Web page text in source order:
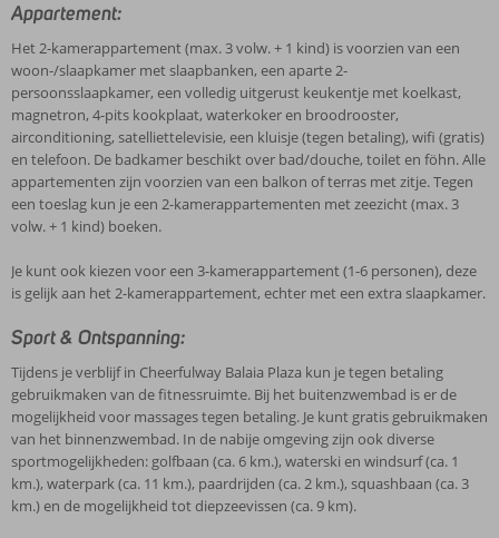
Appartement:
Het 2-kamerappartement (max. 3 volw. + 1 kind) is voorzien van een
woon-/slaapkamer met slaapbanken, een aparte 2-
persoonsslaapkamer, een volledig uitgerust keukentje met koelkast,
magnetron, 4-pits kookplaat, waterkoker en broodrooster,
airconditioning, satelliettelevisie, een kluisje (tegen betaling), wifi (gratis)
en telefoon. De badkamer beschikt over bad/douche, toilet en föhn. Alle
appartementen zijn voorzien van een balkon of terras met zitje. Tegen
een toeslag kun je een 2-kamerappartementen met zeezicht (max. 3
volw. + 1 kind) boeken.
Je kunt ook kiezen voor een 3-kamerappartement (1-6 personen), deze
is gelijk aan het 2-kamerappartement, echter met een extra slaapkamer.
Sport & Ontspanning:
Tijdens je verblijf in Cheerfulway Balaia Plaza kun je tegen betaling
gebruikmaken van de fitnessruimte. Bij het buitenzwembad is er de
mogelijkheid voor massages tegen betaling. Je kunt gratis gebruikmaken
van het binnenzwembad. In de nabije omgeving zijn ook diverse
sportmogelijkheden: golfbaan (ca. 6 km.), waterski en windsurf (ca. 1
km.), waterpark (ca. 11 km.), paardrijden (ca. 2 km.), squashbaan (ca. 3
km.) en de mogelijkheid tot diepzeevissen (ca. 9 km).